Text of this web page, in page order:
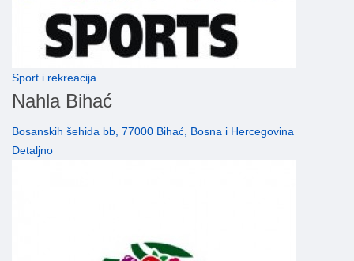
Sport i rekreacija
Nahla Bihać
Bosanskih šehida bb, 77000 Bihać, Bosna i Hercegovina
Detaljno